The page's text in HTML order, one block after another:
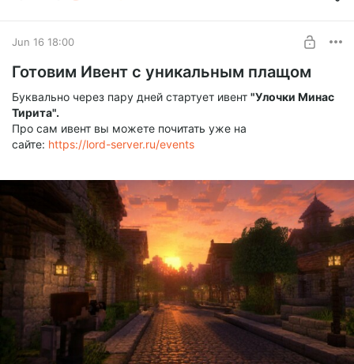
Jun 16 18:00
Готовим Ивент с уникальным плащом
Буквально через пару дней стартует ивент "Улочки Минас
Тирита".
Про сам ивент вы можете почитать уже на
сайте: https://lord-server.ru/events